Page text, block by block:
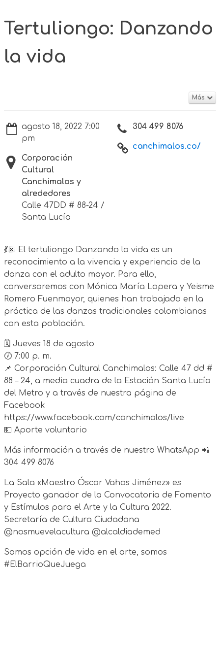
Tertuliongo: Danzando
la vida
Más
agosto 18, 2022 7:00
pm
Corporación
Cultural
Canchimalos y
alrededores
Calle 47DD # 88-24 /
Santa Lucía
304 499 8076
canchimalos.co/
💃🏿 El tertuliongo Danzando la vida es un
reconocimiento a la vivencia y experiencia de la
danza con el adulto mayor. Para ello,
conversaremos con Mónica María Lopera y Yeisme
Romero Fuenmayor, quienes han trabajado en la
práctica de las danzas tradicionales colombianas
con esta población.
🗓 Jueves 18 de agosto
🕖 7:00 p. m.
📌 Corporación Cultural Canchimalos: Calle 47 dd #
88 – 24, a media cuadra de la Estación Santa Lucía
del Metro y a través de nuestra página de
Facebook
https://www.facebook.com/canchimalos/live
💵 Aporte voluntario
Más información a través de nuestro WhatsApp 📲
304 499 8076
La Sala «Maestro Óscar Vahos Jiménez» es
Proyecto ganador de la Convocatoria de Fomento
y Estímulos para el Arte y la Cultura 2022.
Secretaría de Cultura Ciudadana
@nosmuevelacultura @alcaldiademed
Somos opción de vida en el arte, somos
#ElBarrioQueJuega